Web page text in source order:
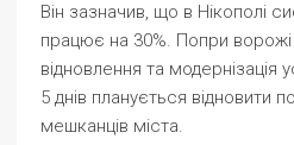
Він зазначив, що в Нікополі
працює на 30%. Попри ворожі
відновлення та модернізація
5 днів планується відновити
мешканців міста.